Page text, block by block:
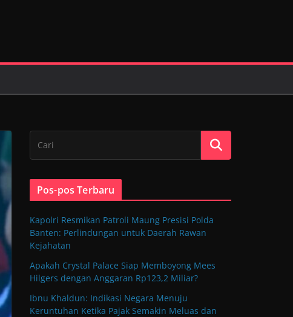
Pos-pos Terbaru
Kapolri Resmikan Patroli Maung Presisi Polda
Banten: Perlindungan untuk Daerah Rawan
Kejahatan
Apakah Crystal Palace Siap Memboyong Mees
Hilgers dengan Anggaran Rp123,2 Miliar?
Ibnu Khaldun: Indikasi Negara Menuju
Keruntuhan Ketika Pajak Semakin Meluas dan